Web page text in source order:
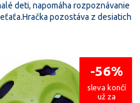
deti, napomáha rozpoznávanie
pozostáva z desiatich
-56%
sleva končí
už za